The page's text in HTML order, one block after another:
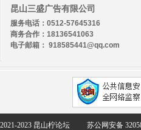
昆山三盛广告有限公司
服务电话：0512-57645316
商务合作：18136541063
电子邮箱： 918585441@qq.com
2021-2023 昆山柠论坛 苏公网安备